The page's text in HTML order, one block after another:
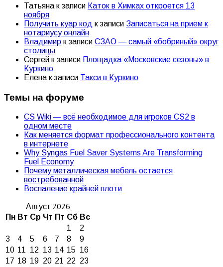
Татьяна к записи Каток в Химках откроется 13
ноября
Получить куар код к записи Записаться на прием к
нотариусу онлайн
Владимир к записи СЗАО — самый «бобриный» округ
столицы
Сергей к записи Площадка «Московские сезоны» в
Куркино
Елена к записи Такси в Куркино
Темы на форуме
CS Wiki — всё необходимое для игроков CS2 в
одном месте
Как меняется формат профессионального контента
в интернете
Why Syngas Fuel Saver Systems Are Transforming
Fuel Economy
Почему металлическая мебель остается
востребованной
Воспаление крайней плоти
Август 2026
Пн Вт Ср Чт Пт Сб Вс
1
2
3
4 5 6 7 8
9
10 11 12 13 14 15 16
17 18 19 20 21 22 23